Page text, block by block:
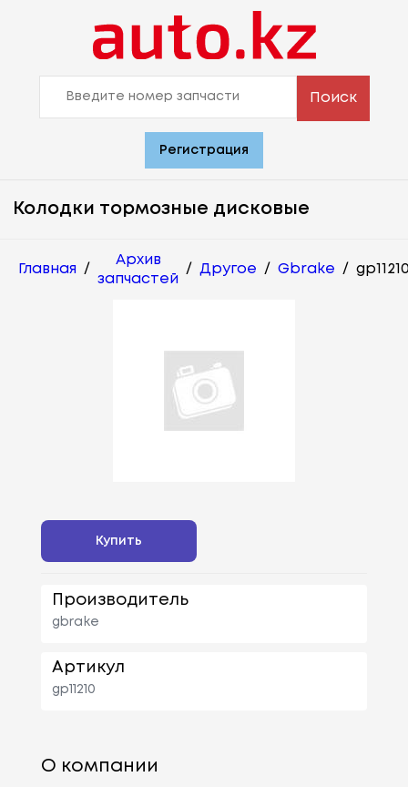
Поиск
Регистрация
Колодки тормозные дисковые
Главная /
Архив
запчастей
/ Другое / Gbrake /
Купить
Производитель
gbrake
Артикул
gp11210
О компании